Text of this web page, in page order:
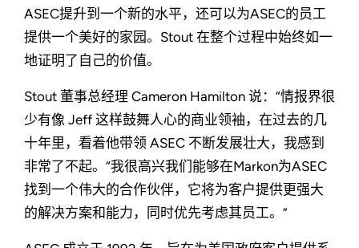
ASEC提升到一个新的水平，还可以为ASEC的员工
提供一个美好的家园。Stout 在整个过程中始终如一
地证明了自己的价值。
Stout 董事总经理 Cameron Hamilton 说：“情报界很
少有像 Jeff 这样鼓舞人心的商业领袖，在过去的几
十年里，看着他带领 ASEC 不断发展壮大，我感到
非常了不起。“我很高兴我们能够在Markon为ASEC
找到一个伟大的合作伙伴，它将为客户提供更强大
的解决方案和能力，同时优先考虑其员工。”